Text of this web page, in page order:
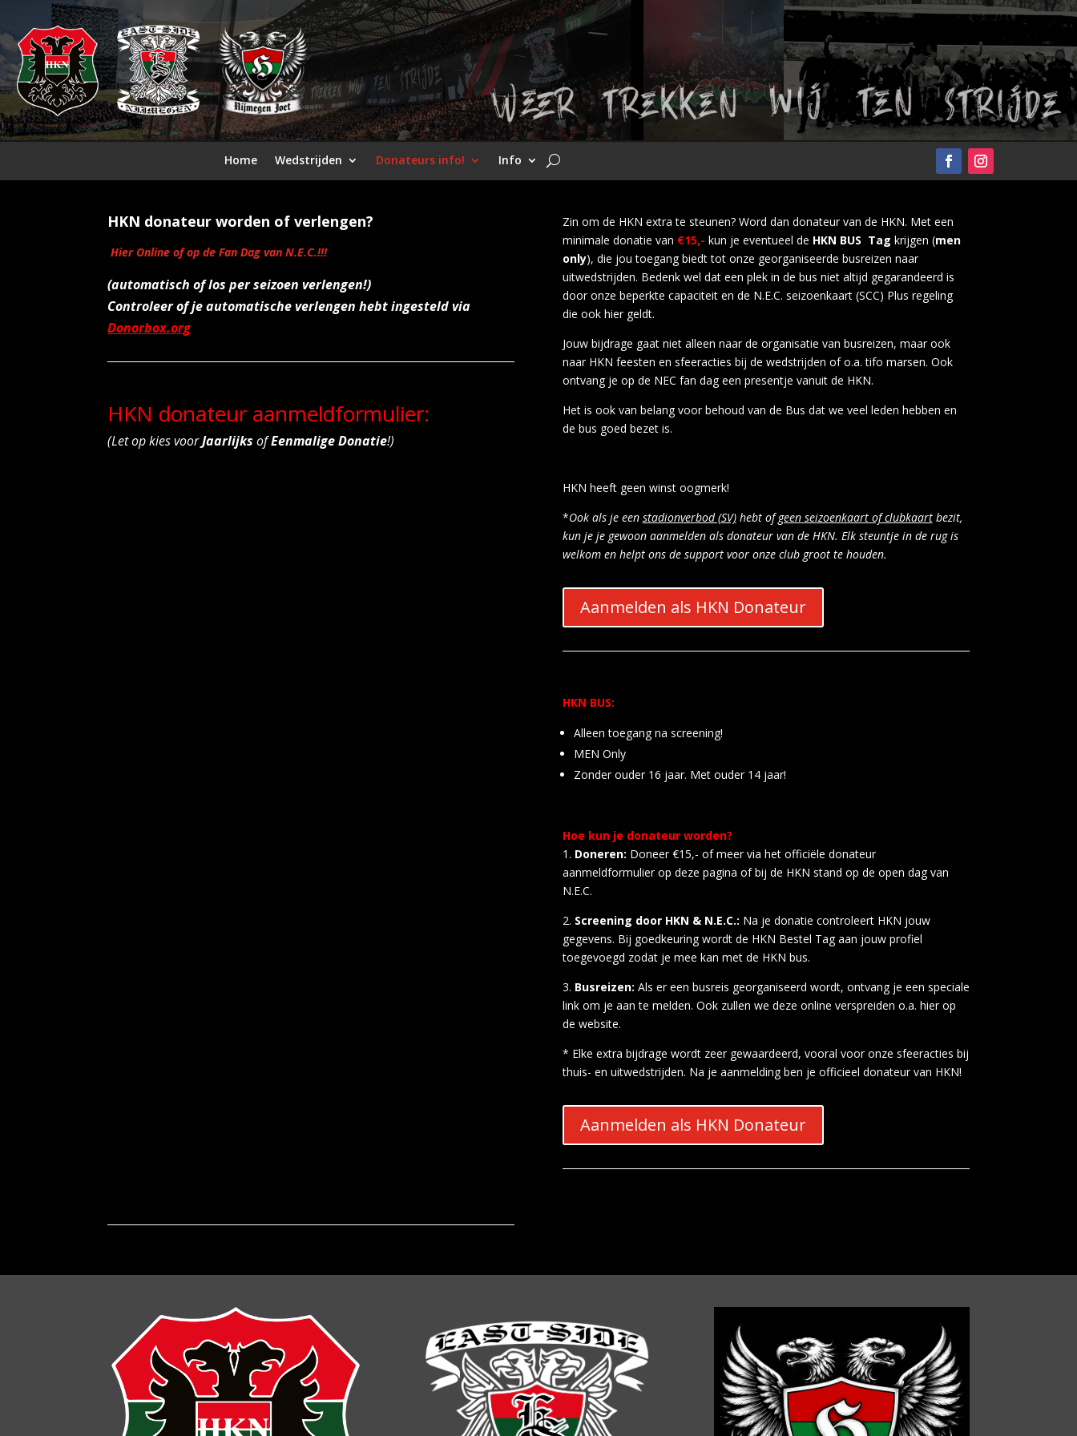
Home Wedstrijden Donateurs info! Info
HKN donateur worden of verlengen?
Hier Online of op de Fan Dag van N.E.C.!!!
(automatisch of los per seizoen verlengen!)
Controleer of je automatische verlengen hebt ingesteld via
Donorbox.org
HKN donateur aanmeldformulier:
(Let op kies voorJaarlijks ofEenmalige Donatie!)
Zin om de HKN extra te steunen? Word dan donateur van de HKN. Met een
minimale donatie van €15,- kun je eventueel de HKN BUS Tag krijgen (men
only), die jou toegang biedt tot onze georganiseerde busreizen naar
uitwedstrijden. Bedenk wel dat een plek in de bus niet altijd gegarandeerd is
door onze beperkte capaciteit en de N.E.C. seizoenkaart (SCC) Plus regeling
die ook hier geldt.
Jouw bijdrage gaat niet alleen naar de organisatie van busreizen, maar ook
naar HKN feesten en sfeeracties bij de wedstrijden of o.a. tifo marsen. Ook
ontvang je op de NEC fan dag een presentje vanuit de HKN.
Het is ook van belang voor behoud van de Bus dat we veel leden hebben en
de bus goed bezet is.
HKN heeft geen winst oogmerk!
*Ook als je een stadionverbod (SV)hebt ofgeen seizoenkaart of clubkaartbezit,
kun je je gewoon aanmelden als donateur van de HKN. Elk steuntje in de rug is
welkom en helpt ons de support voor onze club groot te houden.
Aanmelden als HKN Donateur
HKN BUS:
Alleen toegang na screening!
MEN Only
Zonder ouder 16 jaar. Met ouder 14 jaar!
Hoe kun je donateur worden?
1. Doneren: Doneer €15,- of meer via het officiële donateur
aanmeldformulier op deze pagina of bij de HKN stand op de open dag van
N.E.C.
2. Screening door HKN & N.E.C.: Na je donatie controleert HKN jouw
gegevens. Bij goedkeuring wordt de HKN Bestel Tag aan jouw profiel
toegevoegd zodat je mee kan met de HKN bus.
3. Busreizen: Als er een busreis georganiseerd wordt, ontvang je een speciale
link om je aan te melden. Ook zullen we deze online verspreiden o.a. hier op
de website.
* Elke extra bijdrage wordt zeer gewaardeerd, vooral voor onze sfeeracties bij
thuis- en uitwedstrijden. Na je aanmelding ben je officieel donateur van HKN!
Aanmelden als HKN Donateur